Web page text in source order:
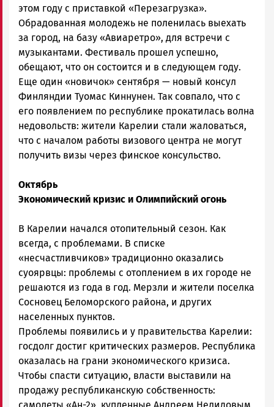
этом году с приставкой «Перезагрузка».
Обрадованная молодежь не поленилась выехать
за город, на базу «Авиаретро», для встречи с
музыкантами. Фестиваль прошел успешно,
обещают, что он состоится и в следующем году.
Еще один «новичок» сентября — новый консул
Финляндии Туомас Киннунен. Так совпало, что с
его появлением по республике прокатилась волна
недовольств: жители Карелии стали жаловаться,
что с началом работы визового центра не могут
получить визы через финское консульство.
Октябрь
Экономический кризис и Олимпийский огонь
В Карелии начался отопительный сезон. Как
всегда, с проблемами. В списке
«несчастливчиков» традиционно оказались
суоярвцы: проблемы с отоплением в их городе не
решаются из года в год. Мерзли и жители поселка
Сосновец Беломорского района, и других
населенных пунктов.
Проблемы появились и у правительства Карелии:
госдолг достиг критических размеров. Республика
оказалась на грани экономического кризиса.
Чтобы спасти ситуацию, власти выставили на
продажу республиканскую собственность: